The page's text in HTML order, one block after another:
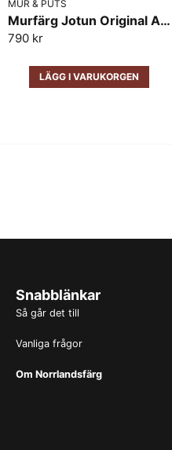
MUR & PUTS
Murfärg Jotun Original Akryl
790 kr
LÄGG I VARUKORGEN
Snabblänkar
Så går det till
Vanliga frågor
Om Norrlandsfärg